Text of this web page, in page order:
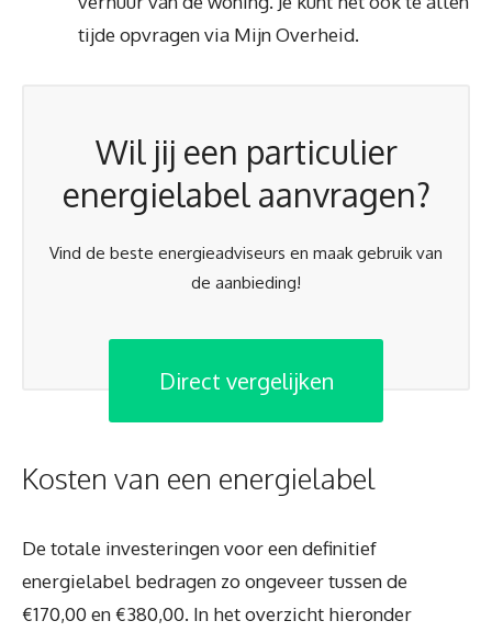
tijde opvragen via Mijn Overheid.
Wil jij een particulier
energielabel aanvragen?
Vind de beste energieadviseurs en maak gebruik van
de aanbieding!
Direct vergelijken
Kosten van een energielabel
De totale investeringen voor een definitief
energielabel bedragen zo ongeveer tussen de
€170,00 en €380,00. In het overzicht hieronder